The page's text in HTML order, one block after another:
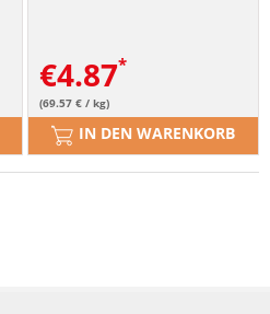
€4.87
(69.57 € / kg)
IN DEN WARENKORB